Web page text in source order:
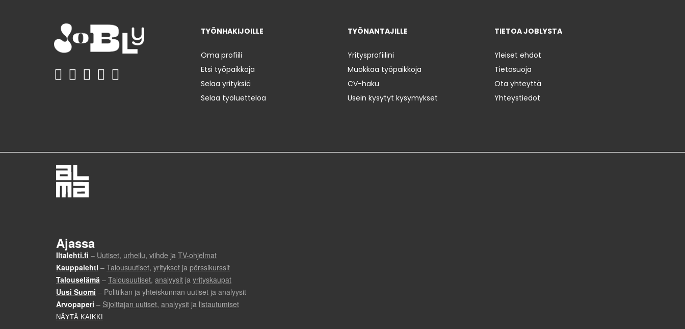
TYÖNHAKIJOILLE
Oma profiili
Etsi työpaikkoja
Selaa yrityksiä
Selaa työluetteloa
TYÖNANTAJILLE
Yritysprofiilini
Muokkaa työpaikkoja
CV-haku
Usein kysytyt kysymykset
TIETOA JOBLYSTA
Yleiset ehdot
Tietosuoja
Ota yhteyttä
Yhteystiedot